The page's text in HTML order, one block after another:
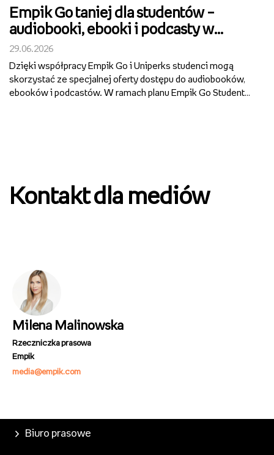
Empik Go taniej dla studentów –
audiobooki, ebooki i podcasty w
specjalnej ofercie
29.06.2026
Dzięki współpracy Empik Go i Uniperks studenci mogą
skorzystać ze specjalnej oferty dostępu do audiobooków,
ebooków i podcastów. W ramach planu Empik Go Student
Kontakt dla mediów
Milena Malinowska
Rzeczniczka prasowa
Empik
media@empik.com
Biuro prasowe